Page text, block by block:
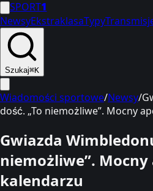
SPORT1
NewsyEkstraklasaTypy
Szukaj⌘K
Wiadomości sportowe/Newsy/
dość. „To niemożliwe”. Mocny
Gwiazda
niemożliwe”.
kalendarzu